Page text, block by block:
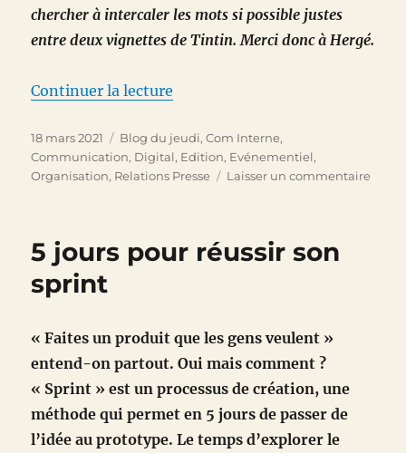
chercher à intercaler les mots si possible justes
entre deux vignettes de Tintin. Merci donc à Hergé.
Continuer la lecture
Publié
le
18 mars 2021 Catégories
Blog du jeudi,Com Interne,
Communication, Digital, Edition, Evénementiel,
Organisation, Relations Presse Laisser un commentairesur
5 jours pour réussir son
sprint
« Faites un produit que les gens veulent »
entend-on partout. Oui mais comment ?
« Sprint » est un processus de création, une
méthode qui permet en 5 jours de passer de
l’idée au prototype. Le temps d’explorer le